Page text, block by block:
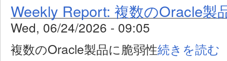
Weekly Report: 複数のOracle製
Wed, 06/24/2026 - 09:05
複数のOracle製品に脆弱性続きを読む